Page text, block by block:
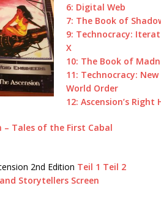
6: Digital Web
7: The Book of
9: Technocracy:
X
10: The Book of
11: Technocracy: New
World Order
12: Ascension’s Right
– Tales of the First Cabal
2nd Edition Teil 1 Teil 2
Storytellers Screen